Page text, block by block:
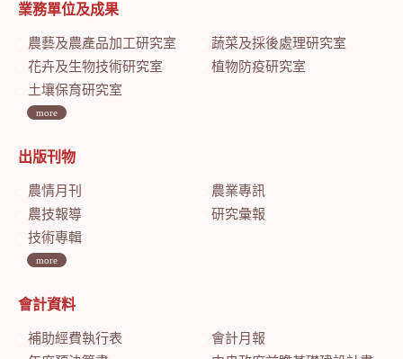
業務單位及成果
農藝及農產品加工研究室
蔬菜及採後處理研究室
花卉及生物技術研究室
植物防疫研究室
土壤保育研究室
more
出版刊物
農情月刊
農業專訊
農技報導
研究彙報
技術專輯
more
會計資料
補助經費執行表
會計月報